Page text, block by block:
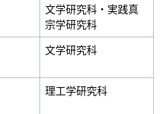
文学研究科・実践真
宗学研究科
文学研究科
理工学研究科